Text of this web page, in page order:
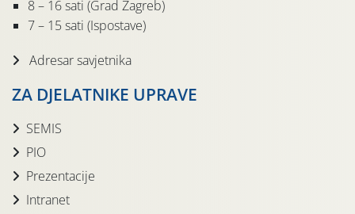
8 – 16 sati (Grad Zagreb)
7 – 15 sati (Ispostave)
Adresar savjetnika
ZA DJELATNIKE UPRAVE
SEMIS
PIO
Prezentacije
Intranet